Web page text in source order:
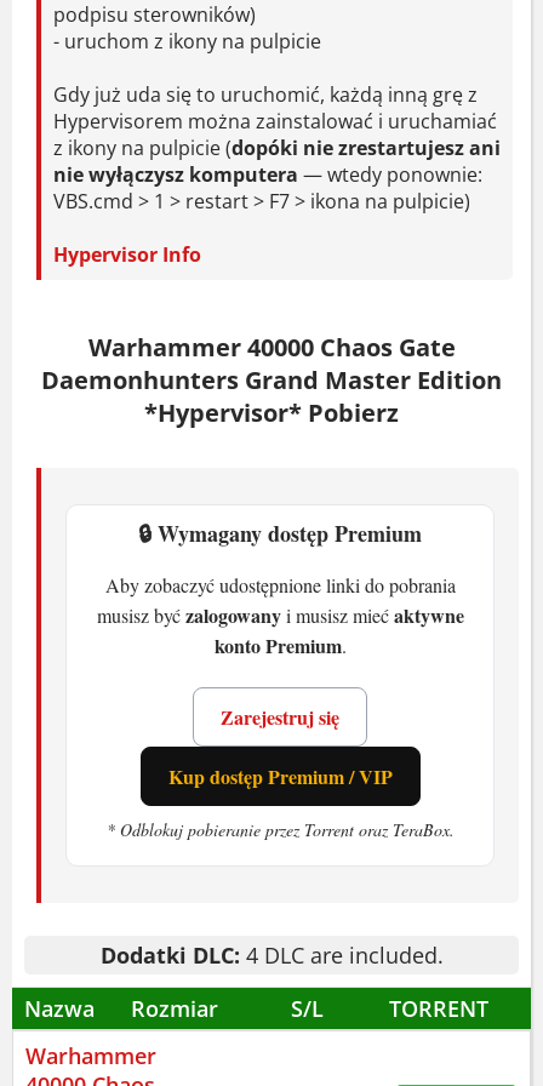
Procesor:Intel i5-4590 / AMD FX-
Pamięć:8 GB RAM
Karta graficzna:NVIDIA GeForce
GTX 770 / AMD Radeon R9 280X
Miejsce na dysku:18 GB
Zalecane
Procesor:Intel i7-7700 / AMD Ryzen 7
2700
Pamięć:16 GB RAM
Miejsce na dysku:18 GB
O grze Warhammer 40000
Chaos Gate Daemonhunters
Dowodzisz drużyną Szarych Rycerzy. To
elita, ale wroga nie brakuje. Każda misja
to nowe zagrożenie. Wykwit, czyli
galaktyczna zaraza, mutuje i zaskakuje.
System walki jest turowy. Liczy się
pozycja, osłona i umiejętności.
technologie. Badania wpływają na
kampanię. Twoje decyzje decydują, które
planety przetrwają. Serio. To nie tylko
walka - to zarządzanie zasobami.
podpisu sterowników)
- uruchom z ikony na pulpicie
Gdy już uda się to uruchomić, każdą inną grę z
Hypervisorem można zainstalować i uruchamiać
z ikony na pulpicie (dopóki nie zrestartujesz ani
nie wyłączysz komputera — wtedy ponownie:
VBS.cmd > 1 > restart > F7 > ikona na pulpicie)
Hypervisor Info
Warhammer 40000 Chaos Gate
Daemonhunters Grand Master Edition
*Hypervisor* Pobierz
🔒 Wymagany dostęp Premium
Aby zobaczyć udostępnione linki do pobrania
musisz byćzalogowanyi musisz miećaktywne
konto Premium.
Zarejestruj się
Kup dostęp Premium / VIP
* Odblokuj pobieranie przez Torrent oraz TeraBox.
Dodatki DLC: 4 DLC are included.
Nazwa
Rozmiar S/L
TORRENT
Warhammer